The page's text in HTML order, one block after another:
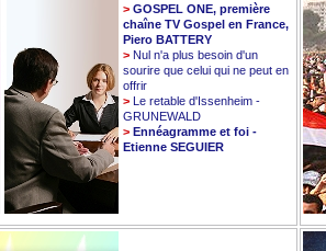
> GOSPEL ONE, première
chaîne TV Gospel en France,
Piero BATTERY
> Nul n'a plus besoin d'un
sourire que celui qui ne peut en
offrir
> Le retable d'Issenheim -
GRUNEWALD
> Ennéagramme et foi -
Etienne SEGUIER